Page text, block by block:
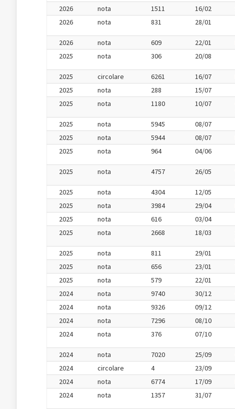
2026
nota 1511 16/02
2026
nota 831 28/01
2026
nota 609 22/01
2025
nota 306 20/08
2025
circolare 6261 16/07
2025
nota 288 15/07
2025
nota 1180 10/07
2025
nota 5945 08/07
2025
nota 5944 08/07
2025
nota 964 04/06
2025
nota 4757 26/05
2025
nota 4304 12/05
2025
nota 3984 29/04
2025
nota 616 03/04
2025
nota 2668 18/03
2025
nota 811 29/01
2025
nota 656 23/01
2025
nota 579 22/01
2024
nota 9740 30/12
2024
nota 9326 09/12
2024
nota 7296 08/10
2024
nota 376 07/10
2024
nota 7020 25/09
2024
circolare 4 23/09
2024
nota 6774 17/09
2024
nota 1357 31/07